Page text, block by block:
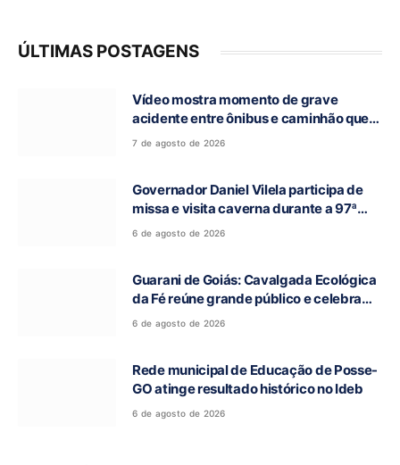
ÚLTIMAS POSTAGENS
Vídeo mostra momento de grave
acidente entre ônibus e caminhão que
deixou cinco mortos na GO-010, em
7 de agosto de 2026
Governador Daniel Vilela participa de
missa e visita caverna durante a 97ª
Romaria do Bom Jesus da Lapa de Terra
6 de agosto de 2026
Guarani de Goiás: Cavalgada Ecológica
da Fé reúne grande público e celebra
tradição religiosa
6 de agosto de 2026
Rede municipal de Educação de Posse-
GO atinge resultado histórico no Ideb
6 de agosto de 2026